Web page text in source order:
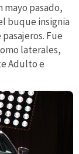
mayo pasado,
buque insignia
Fue
laterales,
Adulto e